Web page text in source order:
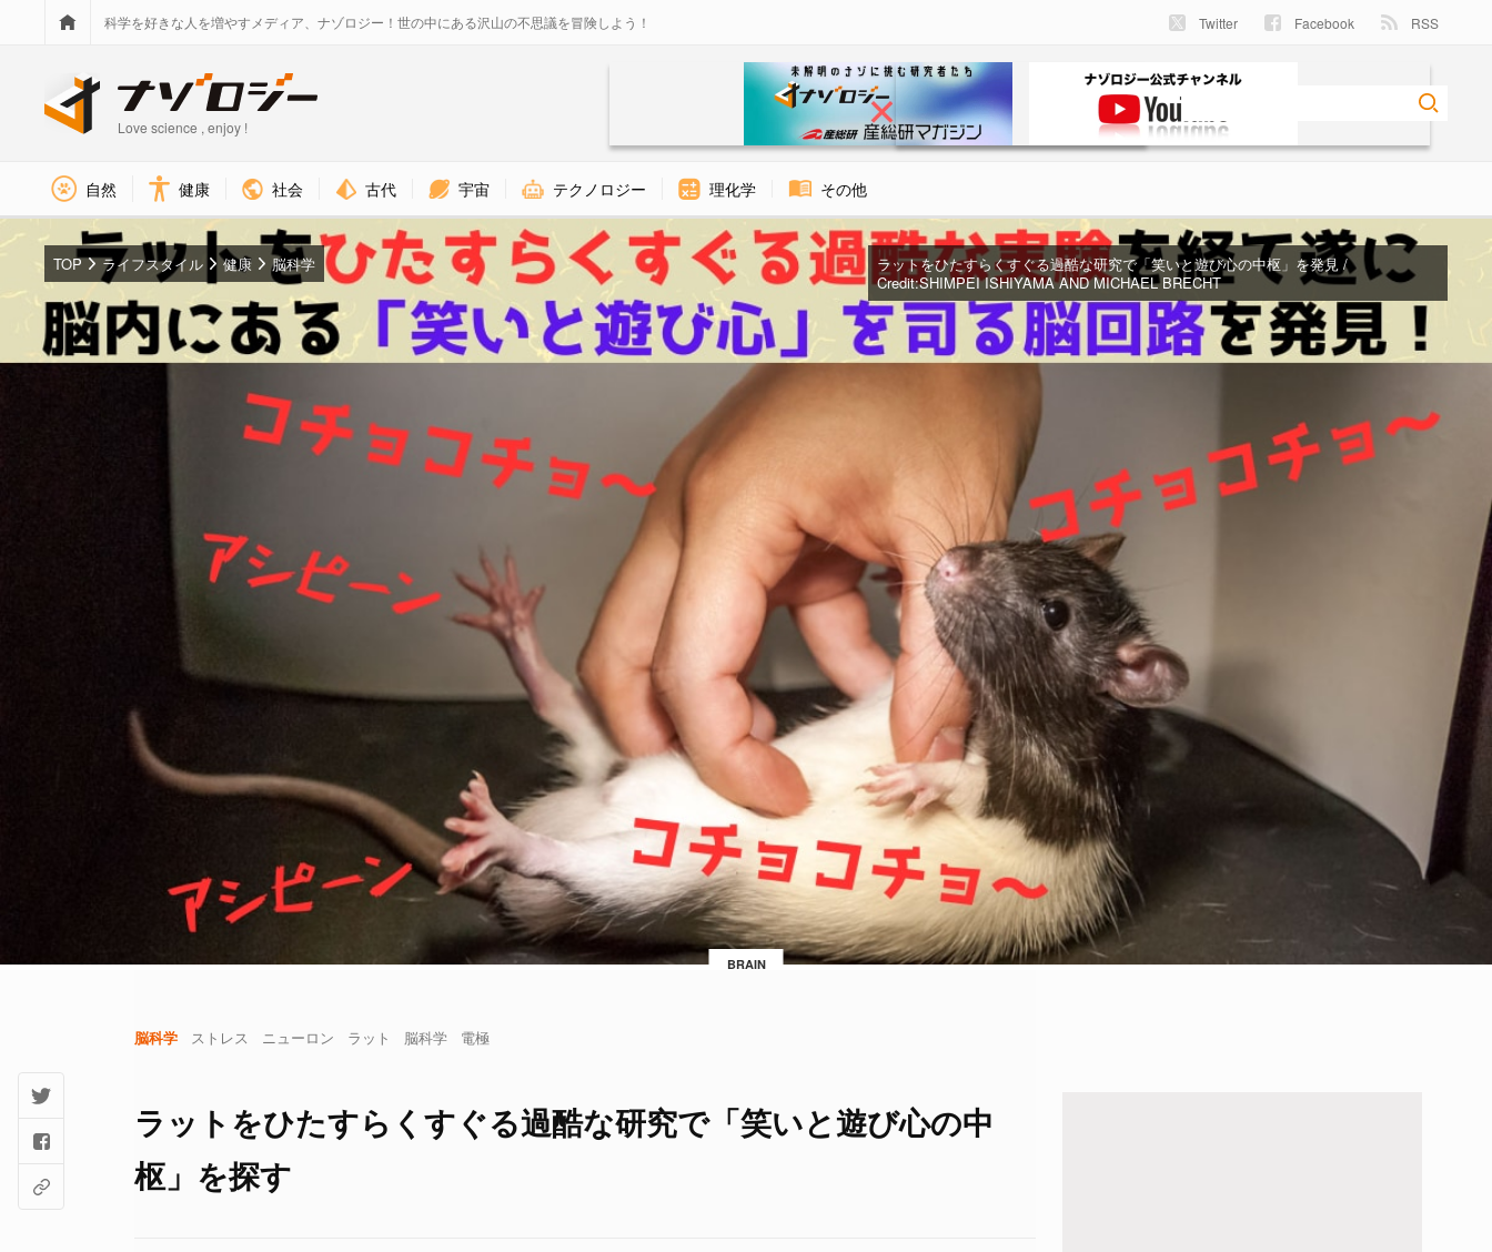
科学を好きな人を増やすメディア、ナゾロジー！世の中にある沢山の不思議を冒険しよう！ Twitter Facebook RSS
Love science , enjoy !
自然 健康 社会 古代 宇宙 テクノロジー 理化学 その他
ラットをひたすらくすぐる過酷な研究で「笑いと遊び心の中枢」を発見 /
Credit:SHIMPEI ISHIYAMA AND MICHAEL BRECHT
BRAIN
TOP ライフスタイル 健康 脳科学
脳科学 ストレス ニューロン ラット 脳科学 電極
ラットをひたすらくすぐる過酷な研究で「笑いと遊び心の中
枢」を探す